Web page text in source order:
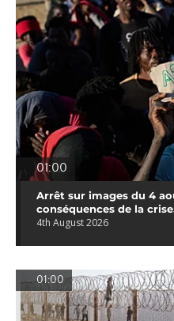
01:00
Arrêt sur images du 4
conséquences de la
4th August 2026
01:00